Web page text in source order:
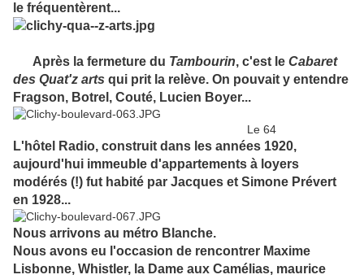
le fréquentèrent...
Après la fermeture du Tambourin, c'est le Cabaret
des Quat'z arts qui prit la relève. On pouvait y entendre
Fragson, Botrel, Couté, Lucien Boyer...
Le 64
L'hôtel Radio, construit dans les années 1920,
aujourd'hui immeuble d'appartements à loyers
modérés (!) fut habité par Jacques et Simone Prévert
en 1928...
Nous arrivons au métro Blanche.
Nous avons eu l'occasion de rencontrer Maxime
Lisbonne, Whistler, la Dame aux Camélias, maurice